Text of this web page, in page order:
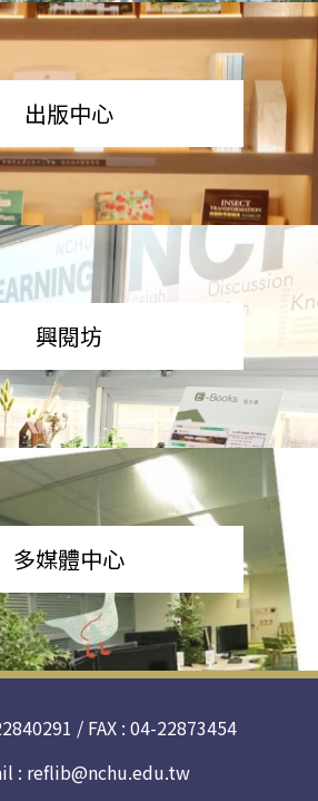
出版中心
興閱坊
多媒體中心
/ FAX : 04-22873454
: reflib@nchu.edu.tw